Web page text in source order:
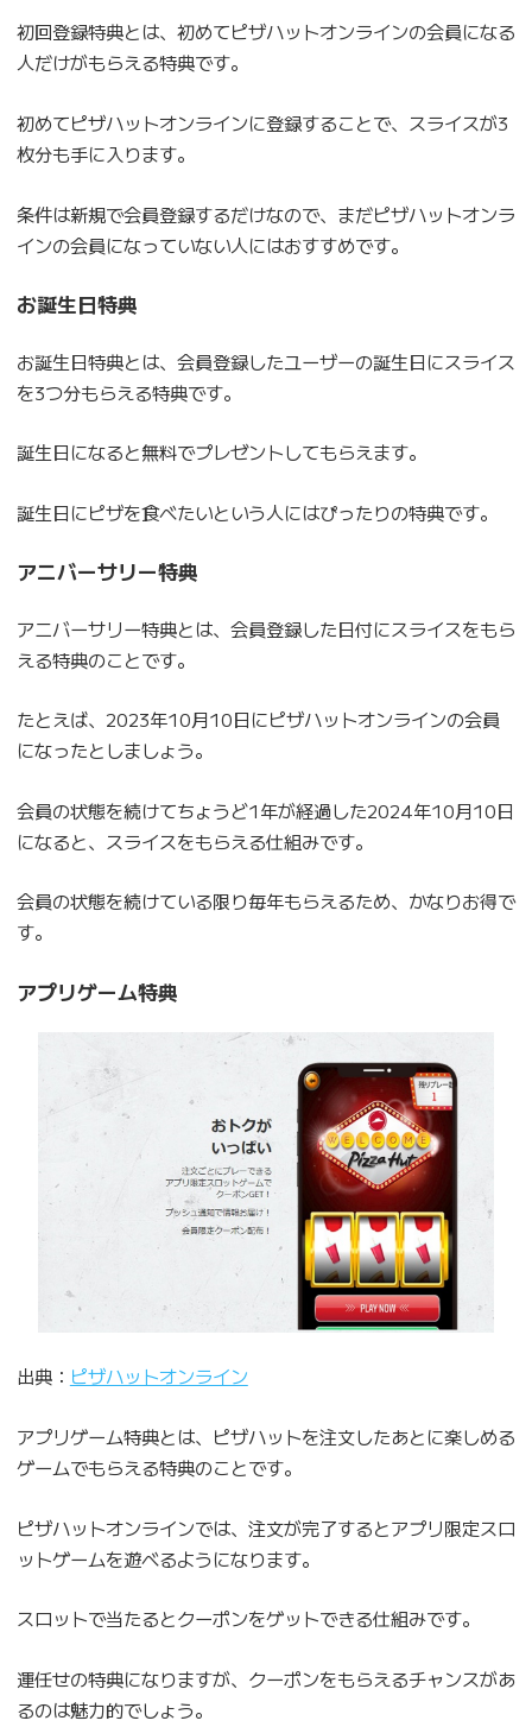
初回登録特典とは、初めてピザハットオンラインの会員になる
人だけがもらえる特典です。
初めてピザハットオンラインに登録することで、スライスが3
枚分も手に入ります。
条件は新規で会員登録するだけなので、まだピザハットオンラ
インの会員になっていない人にはおすすめです。
お誕生日特典
お誕生日特典とは、会員登録したユーザーの誕生日にスライス
を3つ分もらえる特典です。
誕生日になると無料でプレゼントしてもらえます。
誕生日にピザを食べたいという人にはぴったりの特典です。
アニバーサリー特典
アニバーサリー特典とは、会員登録した日付にスライスをもら
える特典のことです。
たとえば、2023年10月10日にピザハットオンラインの会員
になったとしましょう。
会員の状態を続けてちょうど1年が経過した2024年10月10日
になると、スライスをもらえる仕組みです。
会員の状態を続けている限り毎年もらえるため、かなりお得で
す。
アプリゲーム特典
出典： ピザハットオンライン
アプリゲーム特典とは、ピザハットを注文したあとに楽しめる
ゲームでもらえる特典のことです。
ピザハットオンラインでは、注文が完了するとアプリ限定スロ
ットゲームを遊べるようになります。
スロットで当たるとクーポンをゲットできる仕組みです。
運任せの特典になりますが、クーポンをもらえるチャンスがあ
るのは魅力的でしょう。